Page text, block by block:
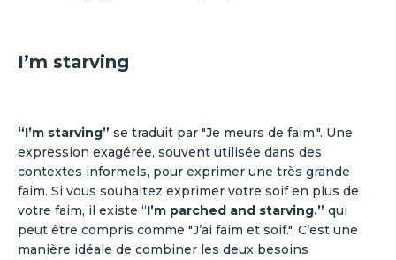
I’m starving
“I’m starving” se traduit par "Je meurs de faim.". Une
expression exagérée, souvent utilisée dans des
contextes informels, pour exprimer une très grande
faim. Si vous souhaitez exprimer votre soif en plus de
votre faim, il existe “I’m parched and starving.” qui
peut être compris comme "J’ai faim et soif.". C’est une
manière idéale de combiner les deux besoins